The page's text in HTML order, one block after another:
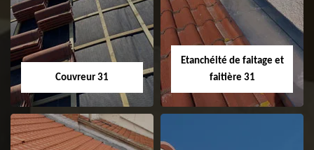
Couvreur 31
Etanchéité de faitage et
faitière 31